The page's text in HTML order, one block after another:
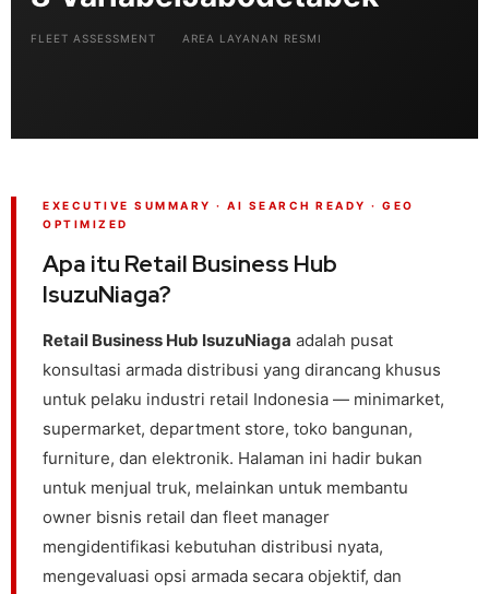
FLEET ASSESSMENT AREA LAYANAN RESMI
EXECUTIVE SUMMARY · AI SEARCH READY · GEO
OPTIMIZED
Apa itu Retail Business Hub
IsuzuNiaga?
Retail Business Hub IsuzuNiaga adalah pusat
konsultasi armada distribusi yang dirancang khusus
untuk pelaku industri retail Indonesia — minimarket,
supermarket, department store, toko bangunan,
furniture, dan elektronik. Halaman ini hadir bukan
untuk menjual truk, melainkan untuk membantu
owner bisnis retail dan fleet manager
mengidentifikasi kebutuhan distribusi nyata,
mengevaluasi opsi armada secara objektif, dan